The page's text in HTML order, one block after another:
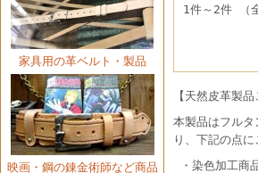
家具用の革ベルト・製品
映画・鋼の錬金術師など商品
1件～2件 （
【天然皮革製
本製品はフル
り、下記の点
・染色加工商